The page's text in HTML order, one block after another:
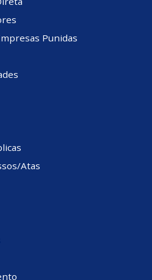
Punidas
Atas